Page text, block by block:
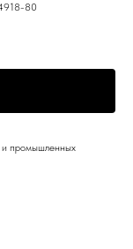
80
и промышленных